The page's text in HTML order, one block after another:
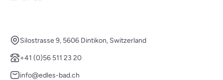
Silostrasse 9, 5606 Dintikon, Switzerland
+41 (0)56 511 23 20
info@edles-bad.ch